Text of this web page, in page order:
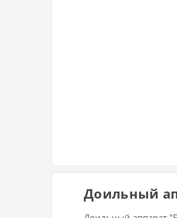
Доильный